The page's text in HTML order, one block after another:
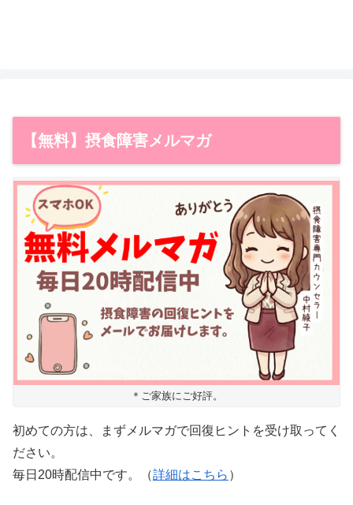
【無料】摂食障害メルマガ
＊ご家族にご好評。
初めての方は、まずメルマガで回復ヒントを受け取ってく
ださい。
毎日20時配信中です。（詳細はこちら ）